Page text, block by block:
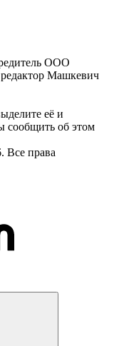
ООО
Машкевич
её и
сообщить об этом
Все права